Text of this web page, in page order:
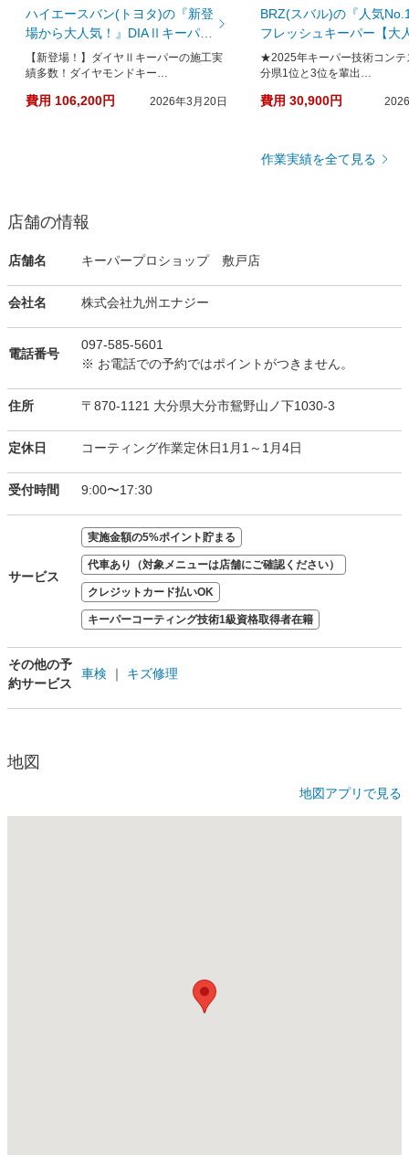
ハイエースバン(トヨタ)の『新登
場から大人気！』DIAⅡキーパー
【従来品の2倍の艶】
【新登場！】ダイヤⅡキーパーの施工実
績多数！ダイヤモンドキー…
費用 106,200円 2026年3月20日
BRZ(スバル)の『人気
フレッシュキーパー【大
キレイと楽するの両立】
★2025年キーパー技術コン
分県1位と3位を輩出…
費用 30,900円
作業実績を全て見る
店舗の情報
店舗名 キーパープロショップ 敷戸店
会社名 株式会社九州エナジー
電話番号
097-585-5601
※ お電話での予約ではポイントがつきません。
住所 〒870-1121 大分県大分市鴛野山ノ下1030-3
定休日 コーティング作業定休日1月1～1月4日
受付時間 9:00〜17:30
サービス
実施金額の5%ポイント貯まる
代車あり（対象メニューは店舗にご確認ください）
クレジットカード払いOK
キーパーコーティング技術1級資格取得者在籍
その他の予
約サービス
車検 ｜ キズ修理
地図
地図アプリで見る